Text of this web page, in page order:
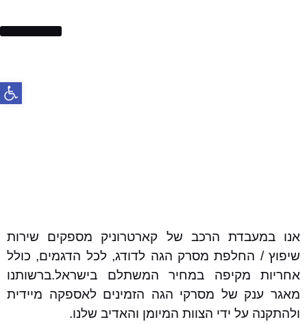
אנו במעבדת הרכב של קארטרוניק מספקים שירות
שיפוץ / החלפת מסרק הגה לדודג, לכל הדגמים, כולל
אחריות מקיפה במחיר המשתלם בישראל.ברשותנו
מאגר ענק של מסרקי הגה הזמינים לאספקה מיידית
ולהתקנה על ידי הצוות המיומן והאדיב שלנו.
פתח